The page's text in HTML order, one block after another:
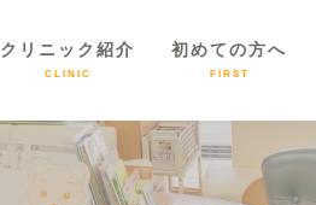
クリニック紹介
CLINIC
初めての方へ
FIRST